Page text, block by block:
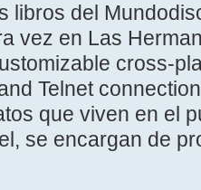
libros del
vez en Las
cross-
Telnet
que viven en el
se encargan de